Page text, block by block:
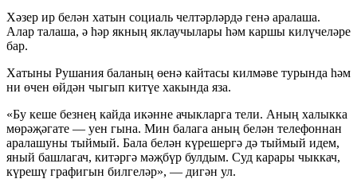
Хәзер ир белән хатын социаль челтәрләрдә генә аралаша.
Алар талаша, ә һәр якның яклаучылары һәм каршы килүчеләре
бар.
Хатыны Рушания баланың өенә кайтасы килмәве турында һәм
ни өчен өйдән чыгып китүе хакында яза.
«Бу кеше безнең кайда икәнне ачыкларга тели. Аның халыкка
мөрәҗәгате — уен гына. Мин балага аның белән телефоннан
аралашуны тыймый. Бала белән күрешергә дә тыймый идем,
яный башлагач, китәргә мәҗбүр булдым. Суд карары чыккач,
күрешү графигын билгеләр», — дигән ул.